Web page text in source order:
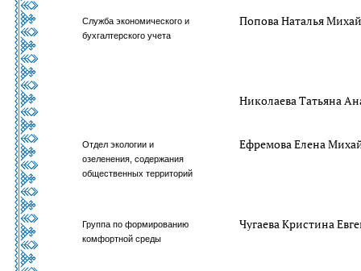
Служба экономического и
бухгалтерского учета
Попова Наталья
Николаева Татьяна
Отдел экологии и
озеленения, содержания
общественных территорий
Ефремова Елена
Группа по формированию
комфортной среды
Чугаева Кристина